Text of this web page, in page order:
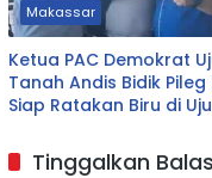
Makassar
Ketua PAC Demokrat
Tanah Andis Bidik Pileg
Siap Ratakan Biru di
Tinggalkan